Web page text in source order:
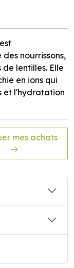
nourrissons,
lentilles. Elle
en ions qui
et l'hydratation
mes achats